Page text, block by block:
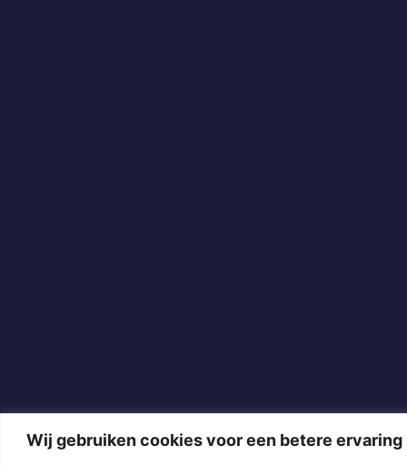
Wij gebruiken cookies voor een betere ervaring